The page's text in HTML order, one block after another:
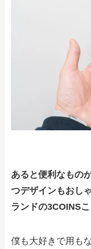
あると便利なもの
つデザインもおし
ランドの3COINS
僕も大好きで用も